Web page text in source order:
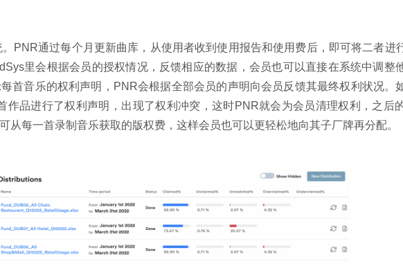
PNR通过每个月更新曲库，从使用者收到使用报告和使用费后，即可将二者进
里会根据会员的授权情况，反馈相应的数据，会员也可以直接在系统中调整
首音乐的权利声明，PNR会根据全部会员的声明向会员反馈其最终权利状况。
作品进行了权利声明，出现了权利冲突，这时PNR就会为会员清理权利，之后
从每一首录制音乐获取的版权费，这样会员也可以更轻松地向其子厂牌再分配。